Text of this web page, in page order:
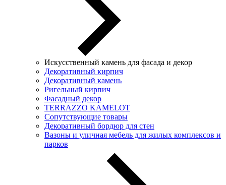
Искусственный камень для фасада и декор
Декоративный кирпич
Декоративный камень
Ригельный кирпич
Фасадный декор
TERRAZZO KAMELOT
Сопутствующие товары
Декоративный бордюр для стен
Вазоны и уличная мебель для жилых комплексов и
парков